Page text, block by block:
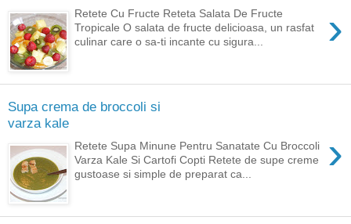
›
Retete Cu Fructe Reteta Salata De Fructe
Tropicale O salata de fructe delicioasa, un rasfat
culinar care o sa-ti incante cu sigura...
Supa crema de broccoli si
varza kale
›
Retete Supa Minune Pentru Sanatate Cu Broccoli
Varza Kale Si Cartofi Copti Retete de supe creme
gustoase si simple de preparat ca...